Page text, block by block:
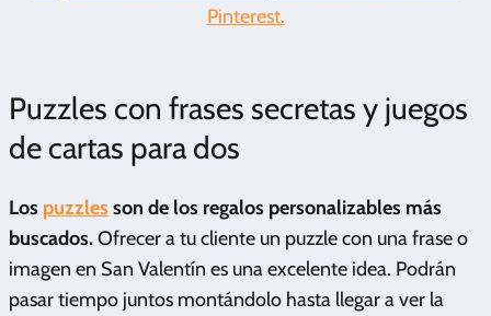
Pinterest.
Puzzles con frases secretas y juegos
de cartas para dos
Los puzzles son de los regalos personalizables más
buscados.Ofrecer a tu cliente un puzzle con una frase o
imagen en San Valentín es una excelente idea. Podrán
pasar tiempo juntos montándolo hasta llegar a ver la